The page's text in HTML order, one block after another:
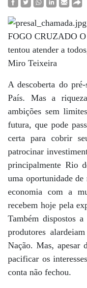
FOGO CRUZADO
tentou atender a
Miro Teixeira
A descoberta do
País. Mas a
ambições sem
futura, que pode
certa para cobrir
patrocinar
principalmente Rio
uma oportunidade de
economia com a
recebem hoje pela
Também dispostos
produtores
Nação. Mas, apesar
pacificar os
conta não fechou.